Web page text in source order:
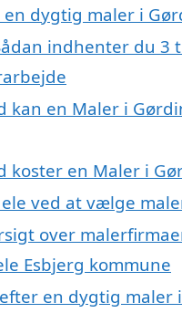
en dygtig maler i
indhenter du 3
kan en Maler i
koster en Maler i
ved at vælge
over
Esbjerg kommune
en dygtig maler